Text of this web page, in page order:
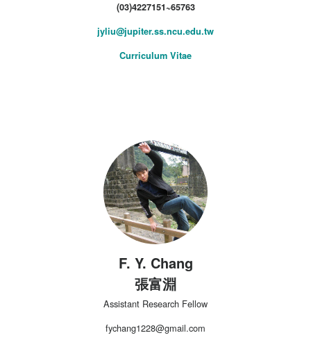
(03)4227151~65763
jyliu@jupiter.ss.ncu.edu.tw
Curriculum Vitae
F. Y. Chang
張富淵
Assistant Research Fellow
fychang1228@gmail.com